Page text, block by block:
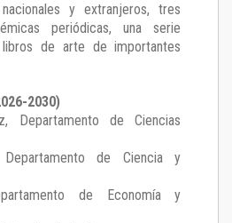
y extranjeros, tres
periódicas, una serie
de arte de importantes
2030)
, Departamento de Ciencias
de Ciencia y
de Economía y